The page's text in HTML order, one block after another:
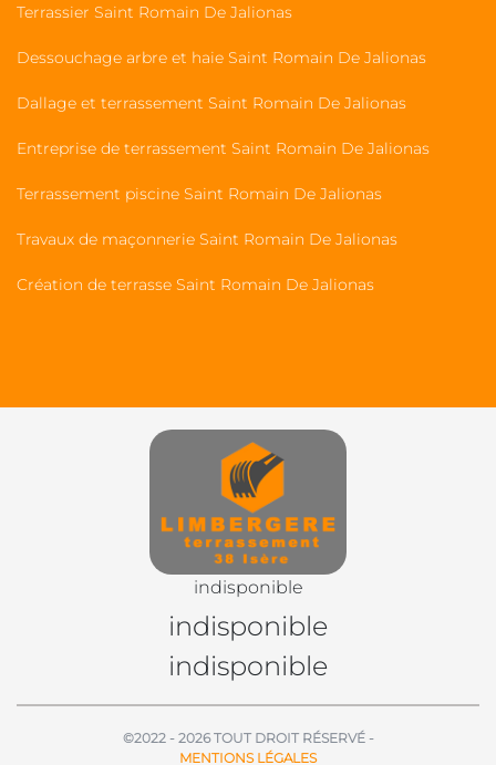
Terrassier Saint Romain De Jalionas
Dessouchage arbre et haie Saint Romain De Jalionas
Dallage et terrassement Saint Romain De Jalionas
Entreprise de terrassement Saint Romain De Jalionas
Terrassement piscine Saint Romain De Jalionas
Travaux de maçonnerie Saint Romain De Jalionas
Création de terrasse Saint Romain De Jalionas
indisponible
indisponible
indisponible
©2022 - 2026 TOUT DROIT RÉSERVÉ -
MENTIONS LÉGALES